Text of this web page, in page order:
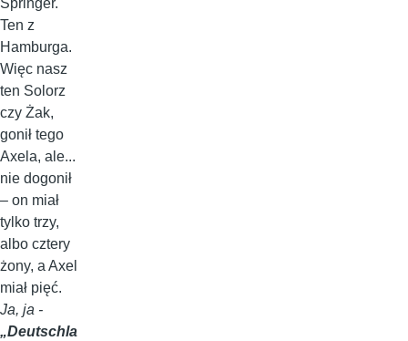
Springer.
Ten z
Hamburga.
Więc nasz
ten Solorz
czy Żak,
gonił tego
Axela, ale...
nie dogonił
– on miał
tylko trzy,
albo cztery
żony, a Axel
miał pięć.
Ja, ja -
„Deutschla